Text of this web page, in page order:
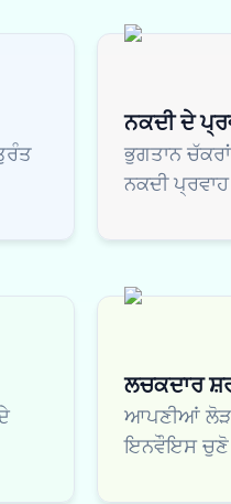
ਨਕਦੀ ਦੇ
ਭੁਗਤਾਨ
ਨਕਦੀ
ਲਚਕਦਾਰ
ਆਪਣੀਆਂ
ਇਨਵੌਇਸ ਚੁਣੋ